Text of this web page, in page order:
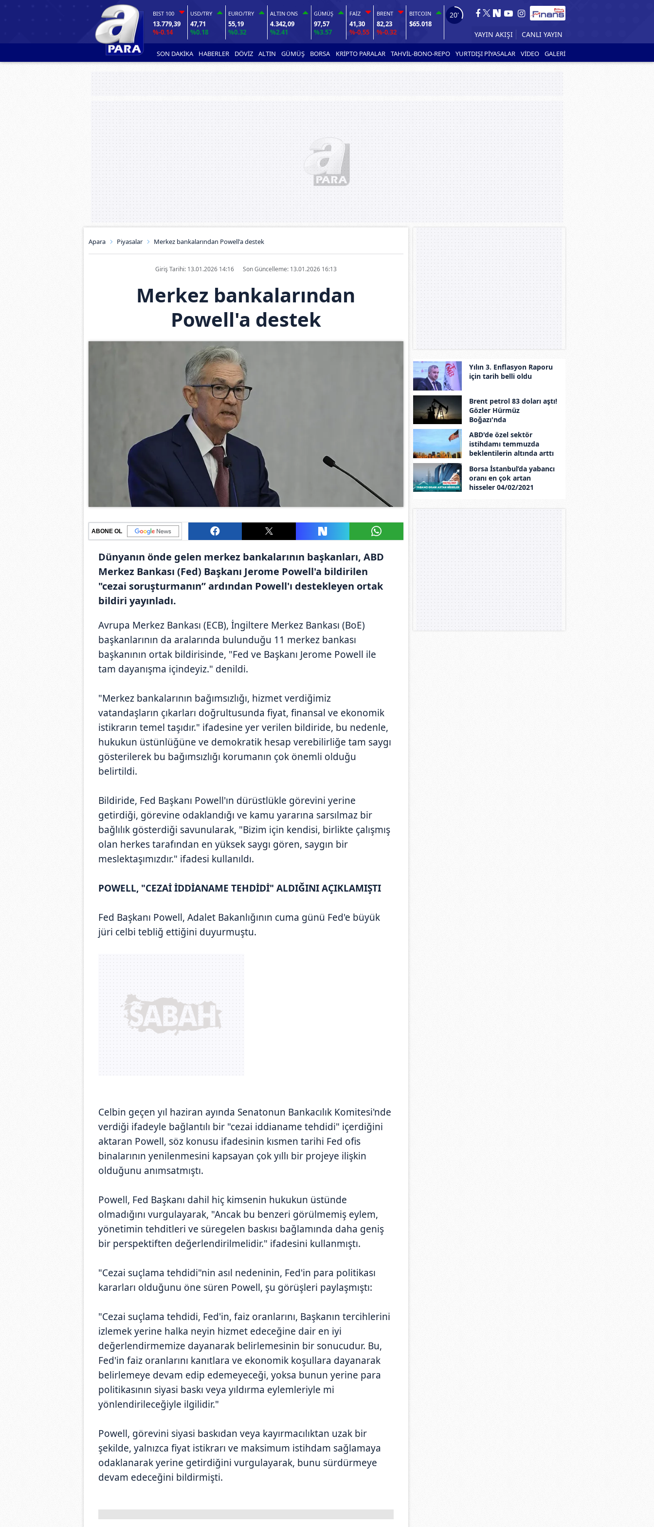
BIST 100
13.779,39
%-0.14
USD/TRY
47,71
%0.18
EURO/TRY
55,19
%0.32
ALTIN ONS
4.342,09
%2.41
GÜMÜŞ
97,57
%3.57
FAİZ
41,30
%-0.55
BRENT
82,23
%-0.32
BITCOIN
$65.018
19'
YAYIN AKIŞI CANLI YAYIN
SON DAKİKA HABERLER DÖVİZ ALTIN GÜMÜŞ BORSA KRİPTO PARALAR TAHVİL-BONO-REPO YURTDIŞI PİYASALAR VİDEO GALERİ
Apara Piyasalar Merkez bankalarından Powell'a destek
Giriş Tarihi: 13.01.2026 14:16 Son Güncelleme: 13.01.2026 16:13
Merkez bankalarından
Powell'a destek
ABONE OL
Dünyanın önde gelen merkez bankalarının başkanları, ABD
Merkez Bankası (Fed) Başkanı Jerome Powell'a bildirilen
"cezai soruşturmanın” ardından Powell'ı destekleyen ortak
bildiri yayınladı.
Avrupa Merkez Bankası (ECB), İngiltere Merkez Bankası (BoE)
başkanlarının da aralarında bulunduğu 11 merkez bankası
başkanının ortak bildirisinde, "Fed ve Başkanı Jerome Powell ile
tam dayanışma içindeyiz." denildi.
"Merkez bankalarının bağımsızlığı, hizmet verdiğimiz
vatandaşların çıkarları doğrultusunda fiyat, finansal ve ekonomik
istikrarın temel taşıdır." ifadesine yer verilen bildiride, bu nedenle,
hukukun üstünlüğüne ve demokratik hesap verebilirliğe tam saygı
gösterilerek bu bağımsızlığı korumanın çok önemli olduğu
belirtildi.
Bildiride, Fed Başkanı Powell'ın dürüstlükle görevini yerine
getirdiği, görevine odaklandığı ve kamu yararına sarsılmaz bir
bağlılık gösterdiği savunularak, "Bizim için kendisi, birlikte çalışmış
olan herkes tarafından en yüksek saygı gören, saygın bir
meslektaşımızdır." ifadesi kullanıldı.
POWELL, "CEZAİ İDDİANAME TEHDİDİ" ALDIĞINI AÇIKLAMIŞTI
Fed Başkanı Powell, Adalet Bakanlığının cuma günü Fed'e büyük
jüri celbi tebliğ ettiğini duyurmuştu.
Celbin geçen yıl haziran ayında Senatonun Bankacılık Komitesi'nde
verdiği ifadeyle bağlantılı bir "cezai iddianame tehdidi" içerdiğini
aktaran Powell, söz konusu ifadesinin kısmen tarihi Fed ofis
binalarının yenilenmesini kapsayan çok yıllı bir projeye ilişkin
olduğunu anımsatmıştı.
Powell, Fed Başkanı dahil hiç kimsenin hukukun üstünde
olmadığını vurgulayarak, "Ancak bu benzeri görülmemiş eylem,
yönetimin tehditleri ve süregelen baskısı bağlamında daha geniş
bir perspektiften değerlendirilmelidir." ifadesini kullanmıştı.
"Cezai suçlama tehdidi"nin asıl nedeninin, Fed'in para politikası
kararları olduğunu öne süren Powell, şu görüşleri paylaşmıştı:
"Cezai suçlama tehdidi, Fed'in, faiz oranlarını, Başkanın tercihlerini
izlemek yerine halka neyin hizmet edeceğine dair en iyi
değerlendirmemize dayanarak belirlemesinin bir sonucudur. Bu,
Fed'in faiz oranlarını kanıtlara ve ekonomik koşullara dayanarak
belirlemeye devam edip edemeyeceği, yoksa bunun yerine para
politikasının siyasi baskı veya yıldırma eylemleriyle mi
yönlendirileceğiyle ilgilidir."
Powell, görevini siyasi baskıdan veya kayırmacılıktan uzak bir
şekilde, yalnızca fiyat istikrarı ve maksimum istihdam sağlamaya
odaklanarak yerine getirdiğini vurgulayarak, bunu sürdürmeye
devam edeceğini bildirmişti.
Yılın 3. Enflasyon Raporu
için tarih belli oldu
Brent petrol 83 doları aştı!
Gözler Hürmüz
Boğazı'nda
ABD'de özel sektör
istihdamı temmuzda
beklentilerin altında arttı
Borsa İstanbul’da yabancı
oranı en çok artan
hisseler 04/02/2021